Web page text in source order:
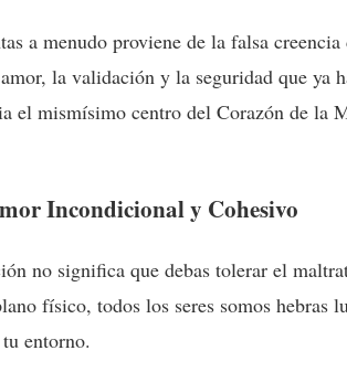
a menudo proviene de la falsa
la validación y la seguridad que
el mismísimo centro del Corazón de la
Incondicional y Cohesivo
no significa que debas tolerar el
físico, todos los seres somos hebras
entorno.